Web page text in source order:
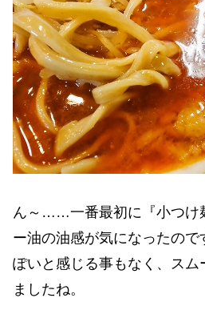
ん～……一番最初に『小つけ
ー油の油感が気になったので
ぽいと感じる事もなく、ス
ましたね。